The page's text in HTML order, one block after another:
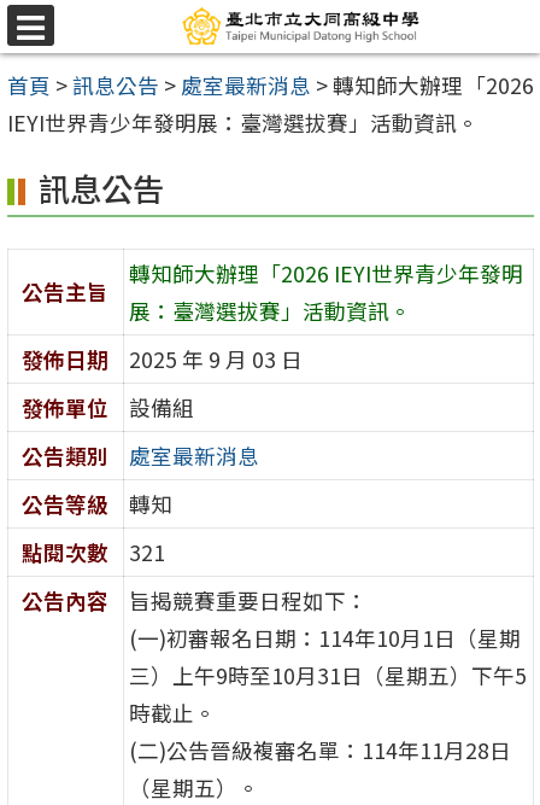
跳
至
主
要
容
區
選
單
首頁 >訊息公告 > 處室最新消息 >轉知師大辦理「2026
IEYI世界青少年發明展：臺灣選拔賽」活動資訊。
訊息公告
公告主旨
轉知師大辦理「2026 IEYI世界青少年發明
展：臺灣選拔賽」活動資訊。
發佈日期
2025 年 9 月 03 日
發佈單位
設備組
公告類別
處室最新消息
公告等級
轉知
點閱次數
321
公告內容
旨揭競賽重要日程如下：
(一)初審報名日期：114年10月1日（星期
三）上午9時至10月31日（星期五）下午5
時截止。
(二)公告晉級複審名單：114年11月28日
（星期五）。